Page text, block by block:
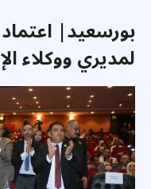
بورسعيد|
لمديري ووكلاء